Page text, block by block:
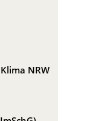
NRW